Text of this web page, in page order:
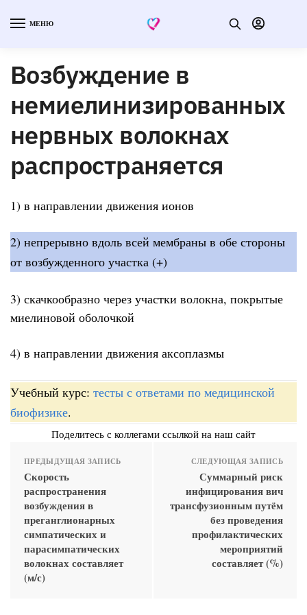
МЕНЮ
Возбуждение в
немиелинизированных
нервных волокнах
распространяется
1) в направлении движения ионов
2) непрерывно вдоль всей мембраны в обе стороны
от возбужденного участка (+)
3) скачкообразно через участки волокна, покрытые
миелиновой оболочкой
4) в направлении движения аксоплазмы
Учебный курс: тесты с ответами по медицинской
биофизике.
Поделитесь с коллегами ссылкой на наш сайт
ПРЕДЫДУЩАЯ ЗАПИСЬ
Скорость
распространения
возбуждения в
преганглионарных
симпатических и
парасимпатических
волокнах составляет
(м/с)
СЛЕДУЮЩАЯ ЗАПИСЬ
Суммарный риск
инфицирования вич
трансфузионным путём
без проведения
профилактических
мероприятий
составляет (%)